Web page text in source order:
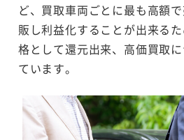
ど、買取車両ごとに最も高額
販し利益化することが出来る
格として還元出来、高価買取
ています。